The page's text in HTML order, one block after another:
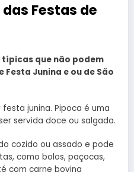
Festas de
que não podem
Junina e ou de São
junina. Pipoca é uma
servida doce ou salgada.
cozido ou assado e pode
como bolos, paçocas,
com carne bovina